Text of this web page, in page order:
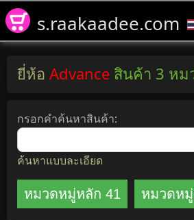
s.raakaadee.com
ยี่ห้อ Advance สินค้า 3 หม
กรอกคำค้นหาสินค้า:
ค้นหาแบบละเอียด
หมวดหมู่หลัก 41 หมวดห